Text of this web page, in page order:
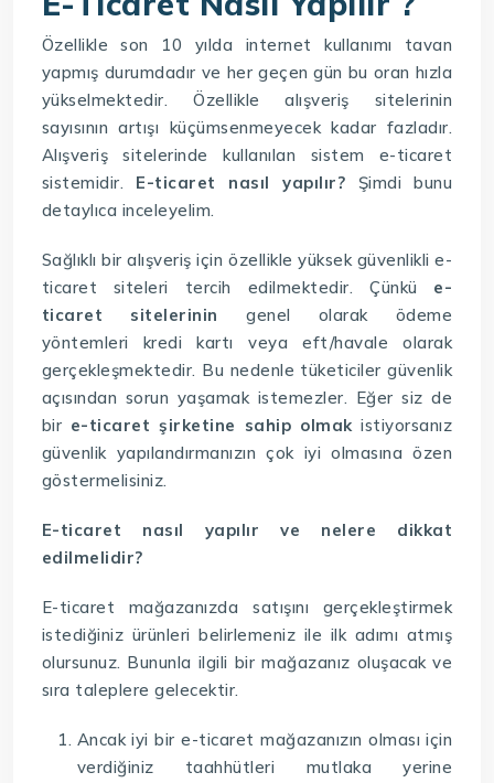
Özellikle son 10 yılda internet kullanımı tavan
yapmış durumdadır ve her geçen gün bu oran hızla
yükselmektedir. Özellikle alışveriş sitelerinin
sayısının artışı küçümsenmeyecek kadar fazladır.
Alışveriş sitelerinde kullanılan sistem e-ticaret
sistemidir. E-ticaret nasıl yapılır? Şimdi bunu
detaylıca inceleyelim.
Sağlıklı bir alışveriş için özellikle yüksek güvenlikli e-
ticaret siteleri tercih edilmektedir. Çünkü e-
ticaret sitelerinin genel olarak ödeme
yöntemleri kredi kartı veya eft/havale olarak
gerçekleşmektedir. Bu nedenle tüketiciler güvenlik
açısından sorun yaşamak istemezler. Eğer siz de
bir e-ticaret şirketine sahip olmakistiyorsanız
güvenlik yapılandırmanızın çok iyi olmasına özen
göstermelisiniz.
E-ticaret nasıl yapılır ve nelere dikkat
edilmelidir?
E-ticaret mağazanızda satışını gerçekleştirmek
istediğiniz ürünleri belirlemeniz ile ilk adımı atmış
olursunuz. Bununla ilgili bir mağazanız oluşacak ve
sıra taleplere gelecektir.
Ancak iyi bir e-ticaret mağazanızın olması için
verdiğiniz taahhütleri mutlaka yerine